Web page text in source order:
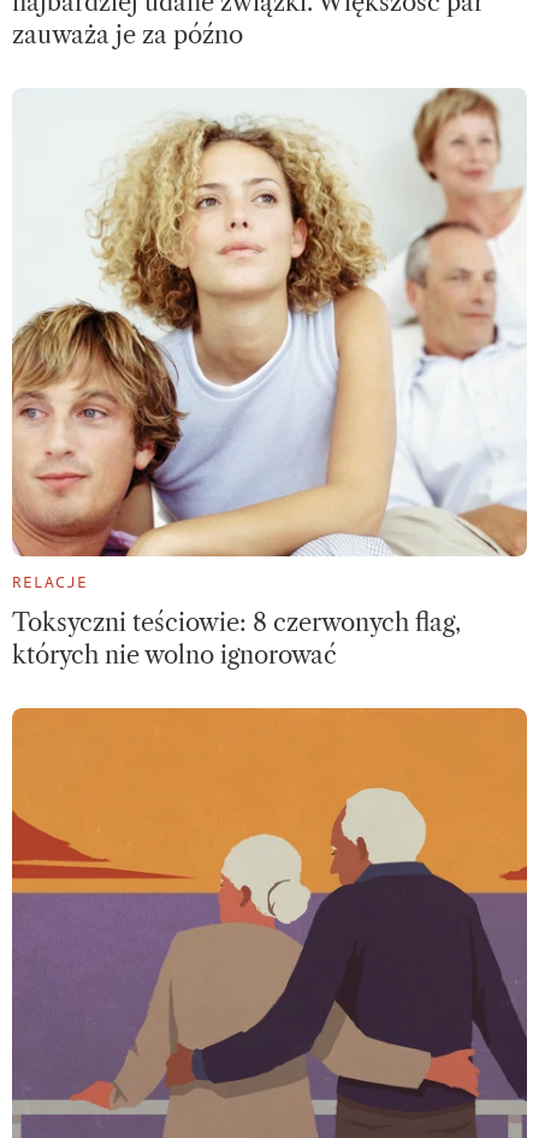
zauważa je za późno
RELACJE
Toksyczni teściowie: 8 czerwonych flag,
których nie wolno ignorować